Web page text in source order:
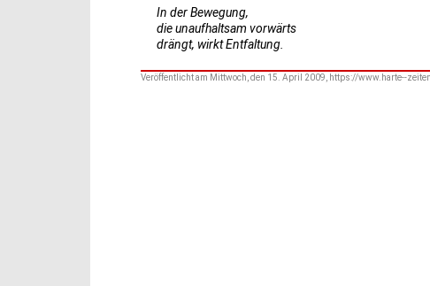
In der Bewegung,
die unaufhaltsam vorwärts
drängt, wirkt Entfaltung.
Veröffentlicht am Mittwoch, den 15. April 2009, https://www.harte--